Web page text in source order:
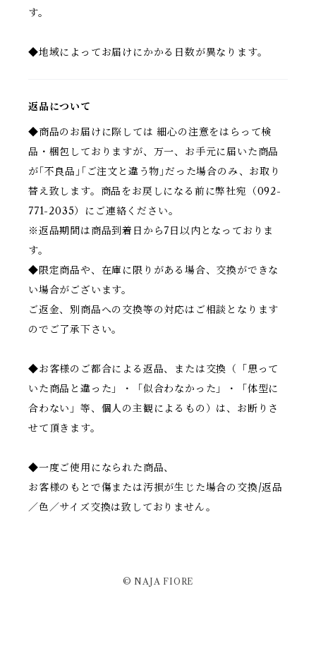
す。
◆地域によってお届けにかかる日数が異なります。
返品について
◆商品のお届けに際しては 細心の注意をはらって検
品・梱包しておりますが、万一、お手元に届いた商品
が｢不良品｣｢ご注文と違う物｣だった場合のみ、お取り
替え致します。商品をお戻しになる前に弊社宛（092-
771-2035）にご連絡ください。
※返品期間は商品到着日から7日以内となっておりま
す。
◆限定商品や、在庫に限りがある場合、交換ができな
い場合がございます。
ご返金、別商品への交換等の対応はご相談となります
のでご了承下さい。
◆お客様のご都合による返品、または交換（「思って
いた商品と違った」・「似合わなかった」・「体型に
合わない」等、個人の主観によるもの）は、お断りさ
せて頂きます。
◆一度ご使用になられた商品、
お客様のもとで傷または汚損が生じた場合の交換/返品
／色／サイズ交換は致しておりません。
© NAJA FIORE